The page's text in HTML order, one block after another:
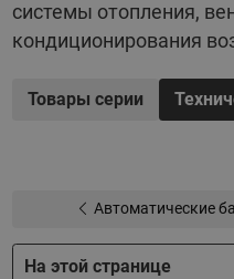
автоматической
колебаний давления
сталкиваются
и холодоснабжения.
системы отопления,
кондиционирования
Товары серии
Автоматические
На этой странице